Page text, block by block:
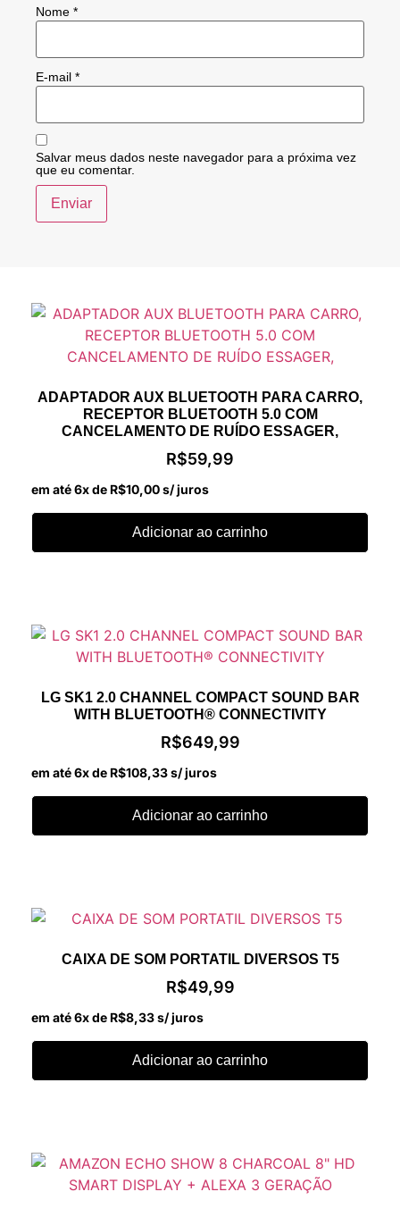
Nome *
E-mail *
Salvar meus dados neste navegador para a próxima vez
que eu comentar.
ADAPTADOR AUX BLUETOOTH PARA CARRO,
RECEPTOR BLUETOOTH 5.0 COM
CANCELAMENTO DE RUÍDO ESSAGER,
R$59,99
em até 6x de R$10,00s/ juros
Adicionar ao carrinho
LG SK1 2.0 CHANNEL COMPACT SOUND BAR
WITH BLUETOOTH® CONNECTIVITY
R$649,99
em até 6x de R$108,33s/ juros
Adicionar ao carrinho
CAIXA DE SOM PORTATIL DIVERSOS T5
R$49,99
em até 6x de R$8,33s/ juros
Adicionar ao carrinho